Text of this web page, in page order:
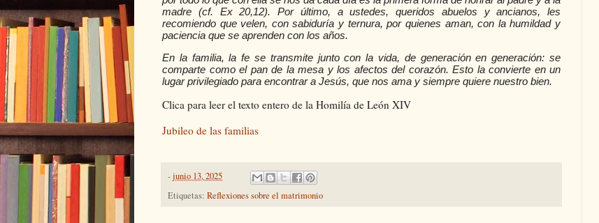
madre (cf. Ex 20,12). Por último, a ustedes, queridos abuelos y ancianos, les
recomiendo que velen, con sabiduría y ternura, por quienes aman, con la humildad y
paciencia que se aprenden con los años.
En la familia, la fe se transmite junto con la vida, de generación en generación: se
comparte como el pan de la mesa y los afectos del corazón. Esto la convierte en un
lugar privilegiado para encontrar a Jesús, que nos ama y siempre quiere nuestro bien.
Clica para leer el texto entero de la Homilía de León XIV
Jubileo de las familias
-junio 13, 2025
Etiquetas: Reflexiones sobre el matrimonio